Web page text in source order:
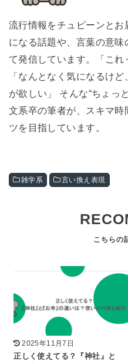
流行情報をチュピーンと
になる話題や、言葉の意
て発信しています。「これ
「なんとなく気になるけ
が欲しい」 そんな“ちょっ
文系卒の筆者が、スキマ
ツを目指しています。
雑学系 言い換え表現
2025年11月7日
正しく使えてる？『神社』と